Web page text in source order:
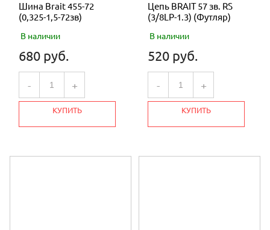
Шина Brait 455-72
(0,325-1,5-72зв)
В наличии
680 руб.
- +
КУПИТЬ
Цепь BRAIT 57 зв. RS
(3/8LP-1.3) (Футляр)
В наличии
520 руб.
- +
КУПИТЬ